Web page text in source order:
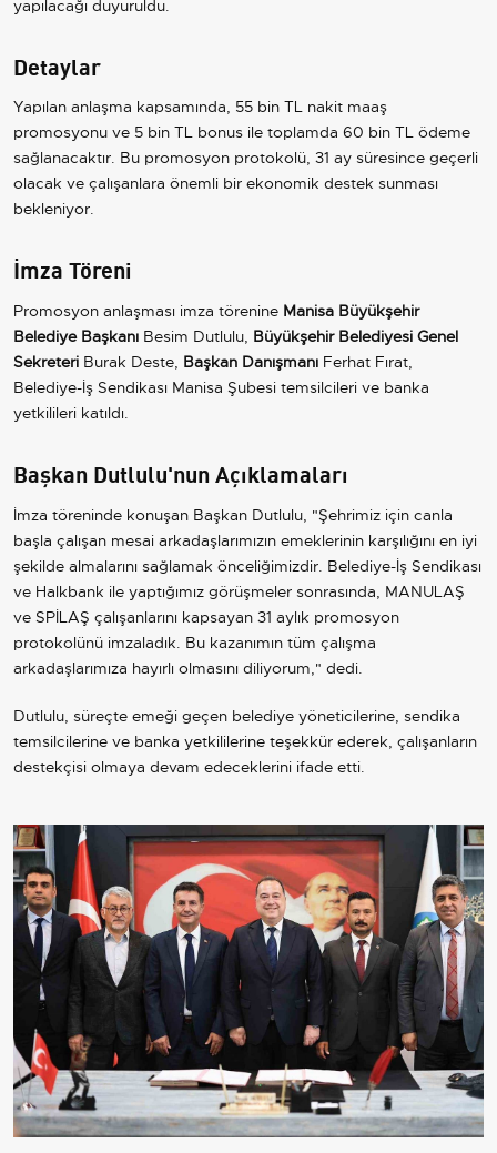
yapılacağı duyuruldu.
Detaylar
Yapılan anlaşma kapsamında, 55 bin TL nakit maaş
promosyonu ve 5 bin TL bonus ile toplamda 60 bin TL ödeme
sağlanacaktır. Bu promosyon protokolü, 31 ay süresince geçerli
olacak ve çalışanlara önemli bir ekonomik destek sunması
bekleniyor.
İmza Töreni
Promosyon anlaşması imza törenine Manisa Büyükşehir
Belediye Başkanı Besim Dutlulu, Büyükşehir Belediyesi Genel
Sekreteri Burak Deste, Başkan Danışmanı Ferhat Fırat,
Belediye-İş Sendikası Manisa Şubesi temsilcileri ve banka
yetkilileri katıldı.
Başkan Dutlulu'nun Açıklamaları
İmza töreninde konuşan Başkan Dutlulu, "Şehrimiz için canla
başla çalışan mesai arkadaşlarımızın emeklerinin karşılığını en iyi
şekilde almalarını sağlamak önceliğimizdir. Belediye-İş Sendikası
ve Halkbank ile yaptığımız görüşmeler sonrasında, MANULAŞ
ve SPİLAŞ çalışanlarını kapsayan 31 aylık promosyon
protokolünü imzaladık. Bu kazanımın tüm çalışma
arkadaşlarımıza hayırlı olmasını diliyorum," dedi.
Dutlulu, süreçte emeği geçen belediye yöneticilerine, sendika
temsilcilerine ve banka yetkililerine teşekkür ederek, çalışanların
destekçisi olmaya devam edeceklerini ifade etti.